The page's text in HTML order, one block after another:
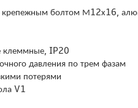
крепежным болтом М12х16,
клеммные, IP20
давления по трем фазам
потерями
V1